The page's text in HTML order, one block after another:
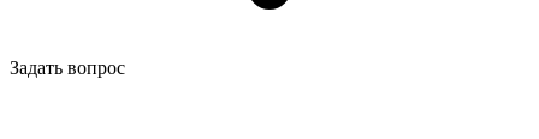
Задать вопрос